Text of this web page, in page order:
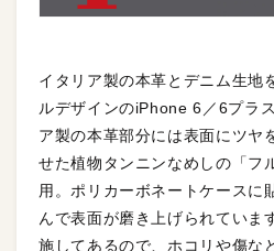
イタリア製の本革とデニム生地
ルデザインのiPhone 6／6プラ
ア製の本革部分には表面にツヤ
せた植物タンニンなめしの「フ
用。ポリカーボネートケースに
んで表面が磨き上げられていま
施してあるので、ホコリや傷な